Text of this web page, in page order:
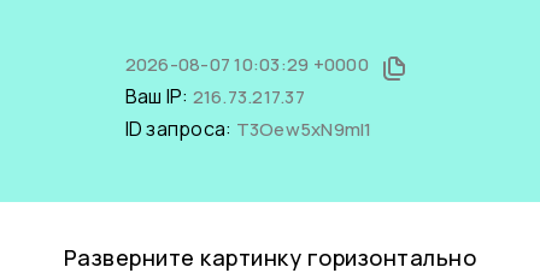
2026-08-07 10:03:29 +0000
Ваш IP: 216.73.217.37
ID запроса: T3Oew5xN9mI1
Разверните картинку горизонтально